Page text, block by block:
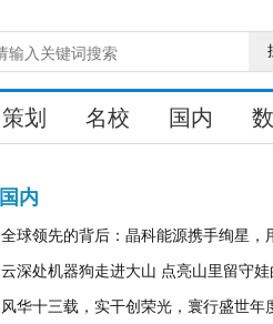
策划 名校 国内
国内
全球领先的背后：晶科能源携手绚星，
速领航者进化
云深处机器狗走进大山 点亮山里留守
梦
风华十三载，实干创荣光，寰行盛世年